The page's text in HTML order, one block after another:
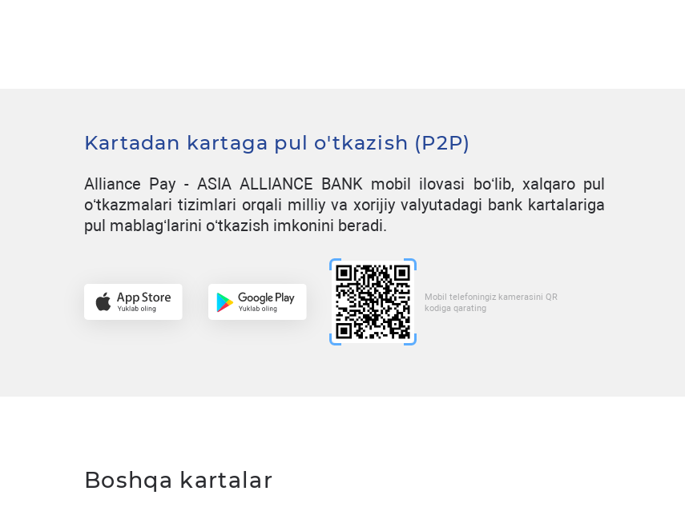
Kartadan kartaga pul o'tkazish (P2P)
Alliance Pay - ASIA ALLIANCE BANK mobil ilovasi boʻlib, xalqaro pul
oʻtkazmalari tizimlari orqali milliy va xorijiy valyutadagi bank kartalariga
pul mablagʻlarini oʻtkazish imkonini beradi.
Mobil telefoningiz kamerasini QR
kodiga qarating
Boshqa kartalar